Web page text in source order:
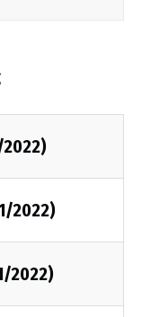
2022)
2022)